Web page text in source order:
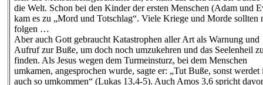
die Welt. Schon bei den Kinder der ersten Menschen (Adam und
kam es zu „Mord und Totschlag“. Viele Kriege und Morde sollten
folgen …
Aber auch Gott gebraucht Katastrophen aller Art als Warnung und
Aufruf zur Buße, um doch noch umzukehren und das Seelenheil
finden. Als Jesus wegen dem Turmeinsturz, bei dem Menschen
umkamen, angesprochen wurde, sagte er: „Tut Buße, sonst werdet
auch so umkommen“ (Lukas 13,4-5). Auch Amos 3,6 spricht